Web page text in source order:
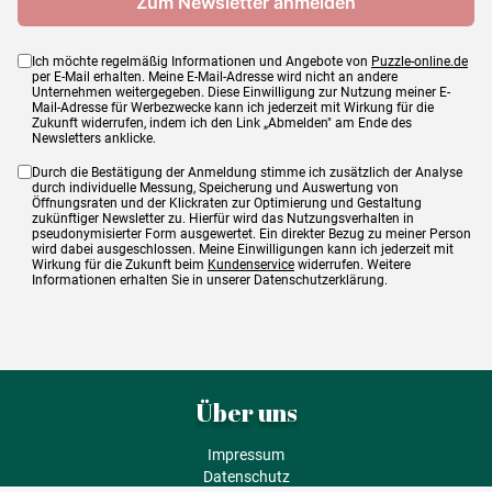
Ich möchte regelmäßig Informationen und Angebote von Puzzle-online.de
per E-Mail erhalten. Meine E-Mail-Adresse wird nicht an andere
Unternehmen weitergegeben. Diese Einwilligung zur Nutzung meiner E-
Mail-Adresse für Werbezwecke kann ich jederzeit mit Wirkung für die
Zukunft widerrufen, indem ich den Link „Abmelden" am Ende des
Newsletters anklicke.
Durch die Bestätigung der Anmeldung stimme ich zusätzlich der Analyse
durch individuelle Messung, Speicherung und Auswertung von
Öffnungsraten und der Klickraten zur Optimierung und Gestaltung
zukünftiger Newsletter zu. Hierfür wird das Nutzungsverhalten in
pseudonymisierter Form ausgewertet. Ein direkter Bezug zu meiner Person
wird dabei ausgeschlossen. Meine Einwilligungen kann ich jederzeit mit
Wirkung für die Zukunft beim Kundenservice widerrufen. Weitere
Informationen erhalten Sie in unserer Datenschutzerklärung.
Über uns
Impressum
Datenschutz